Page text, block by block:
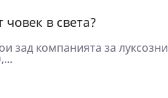
в света?
зад компанията за луксозни